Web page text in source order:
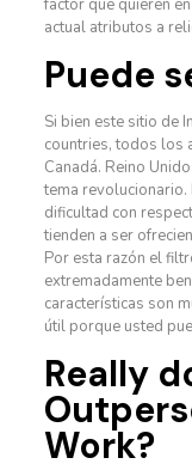
factor que quieren
actual atributos a
Puede
Si bien este sitio de
countries, todos los
Canadá. Reino
tema
dificultad con
tienden a ser
Por esta razón el
extremadamente
características son
útil porque usted
Really
Work?